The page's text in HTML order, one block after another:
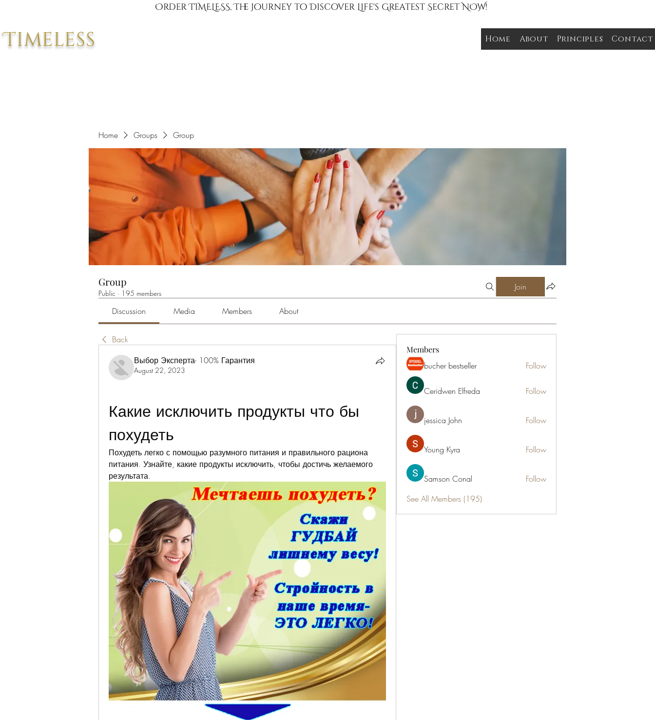
Order TIMELESS, The Journey to Discover Life's Greatest Secret NOW!
Timeless Home About Principles Contact
Home Groups Group
Group
Public · 195 members
Join
Discussion Media Members About
Back
Выбор Эксперта- 100% Гарантия
August 22, 2023
Какие исключить продукты что бы
похудеть
Похудеть легко с помощью разумного питания и правильного рациона
питания. Узнайте, какие продукты исключить, чтобы достичь желаемого
результата.
Members
bucher bestseller Follow
Ceridwen Elfreda Follow
jessica John Follow
Young Kyra Follow
Samson Conal
Follow
See All Members (195)